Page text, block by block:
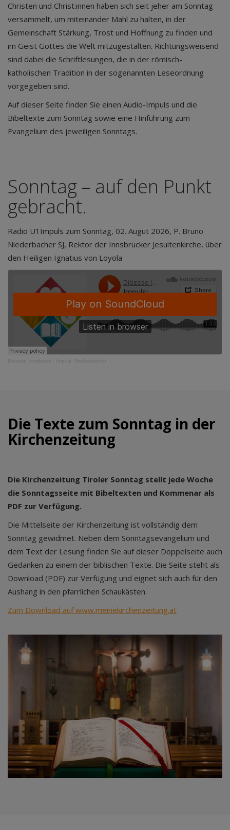
Christen und Christ:innen haben sich seit jeher am Sonntag
versammelt, um miteinander Mahl zu halten, in der
Gemeinschaft Stärkung, Trost und Hoffnung zu finden und
im Geist Gottes die Welt mitzugestalten. Richtungsweisend
sind dabei die Schriftlesungen, die in der römisch-
katholischen Tradition in der sogenannten Leseordnung
vorgegeben sind.
Auf dieser Seite finden Sie einen Audio-Impuls und die
Bibeltexte zum Sonntag sowie eine Hinführung zum
Evangelium des jeweiligen Sonntags.
Sonntag – auf den Punkt
gebracht.
Radio U1 Impuls zum Sonntag, 02. Augut 2026, P. Bruno
Niederbacher SJ, Rektor der Innsbrucker Jesuitenkirche, über
den Heiligen Ignatius von Loyola
Diözese Innsbruck Impuls: Niederbacher
Die Texte zum Sonntag in der
Kirchenzeitung
Die Kirchenzeitung Tiroler Sonntag stellt jede Woche
die Sonntagsseite mit Bibeltexten und Kommenar als
PDF zur Verfügung.
Die Mittelseite der Kirchenzeitung ist vollständig dem
Sonntag gewidmet. Neben dem Sonntagsevangelium und
dem Text der Lesung finden Sie auf dieser Doppelseite auch
Gedanken zu einem der biblischen Texte. Die Seite steht als
Download (PDF) zur Verfügung und eignet sich auch für den
Aushang in den pfarrlichen Schaukästen.
Zum Download auf www.meinekirchenzeitung.at